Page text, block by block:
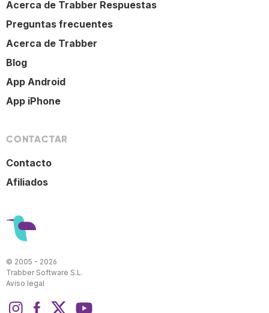
Acerca de Trabber Respuestas
Preguntas frecuentes
Acerca de Trabber
Blog
App Android
App iPhone
CONTACTAR
Contacto
Afiliados
© 2005 - 2026
Trabber Software S.L.
Aviso legal